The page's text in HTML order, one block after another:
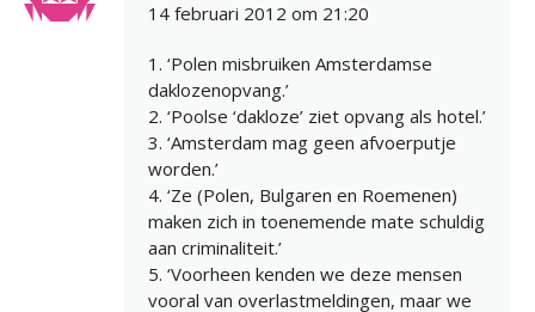
14 februari 2012 om 21:20
1. ‘Polen misbruiken Amsterdamse
daklozenopvang.’
2. ‘Poolse ‘dakloze’ ziet opvang als hotel.’
3. ‘Amsterdam mag geen afvoerputje
worden.’
4. ‘Ze (Polen, Bulgaren en Roemenen)
maken zich in toenemende mate schuldig
aan criminaliteit.’
5. ‘Voorheen kenden we deze mensen
vooral van overlastmeldingen, maar we